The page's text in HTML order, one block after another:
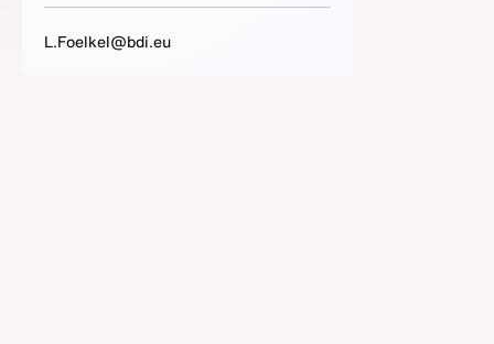
L.Foelkel@bdi.eu